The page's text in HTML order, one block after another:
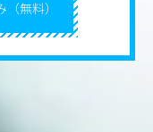
無料）